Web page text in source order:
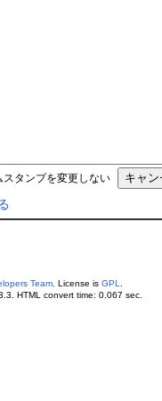
スタンプを変更しない
Team. License is GPL
HTML convert time: 0.067 sec.